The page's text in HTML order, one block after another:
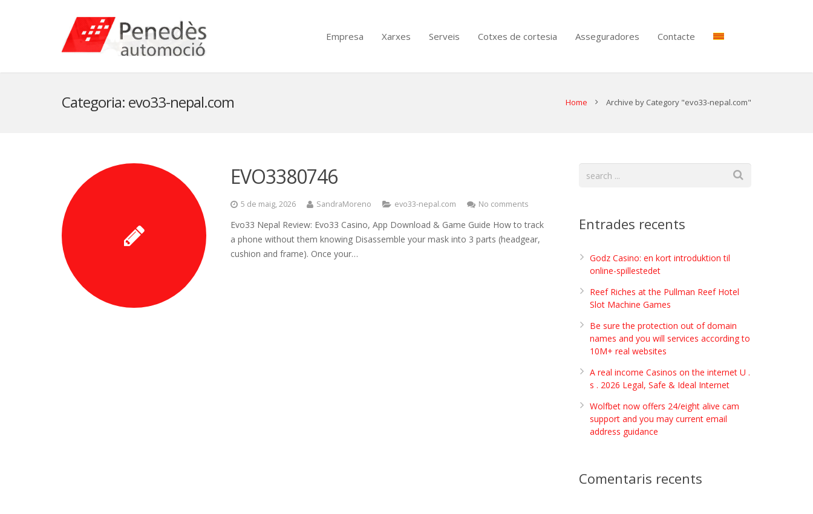
Empresa Xarxes Serveis Cotxes de cortesia Asseguradores Contacte
Categoria: evo33-nepal.com Home Archive by Category "evo33-nepal.com"
EVO3380746
5 de maig, 2026 SandraMoreno evo33-nepal.com No comments
Evo33 Nepal Review: Evo33 Casino, App Download & Game Guide How to track
a phone without them knowing Disassemble your mask into 3 parts (headgear,
cushion and frame). Once your…
Entrades recents
Godz Casino: en kort introduktion til
online-spillestedet
Reef Riches at the Pullman Reef Hotel
Slot Machine Games
Be sure the protection out of domain
names and you will services according to
10M+ real websites
A real income Casinos on the internet U .
s . 2026 Legal, Safe & Ideal Internet
Wolfbet now offers 24/eight alive cam
support and you may current email
address guidance
Comentaris recents